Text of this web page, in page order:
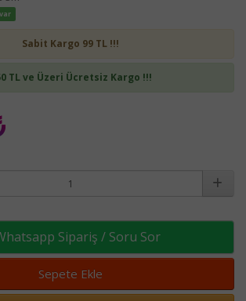
Sabit Kargo 99 TL !!!
TL ve Üzeri Ücretsiz Kargo !!!
Sipariş / Soru Sor
Sepete Ekle